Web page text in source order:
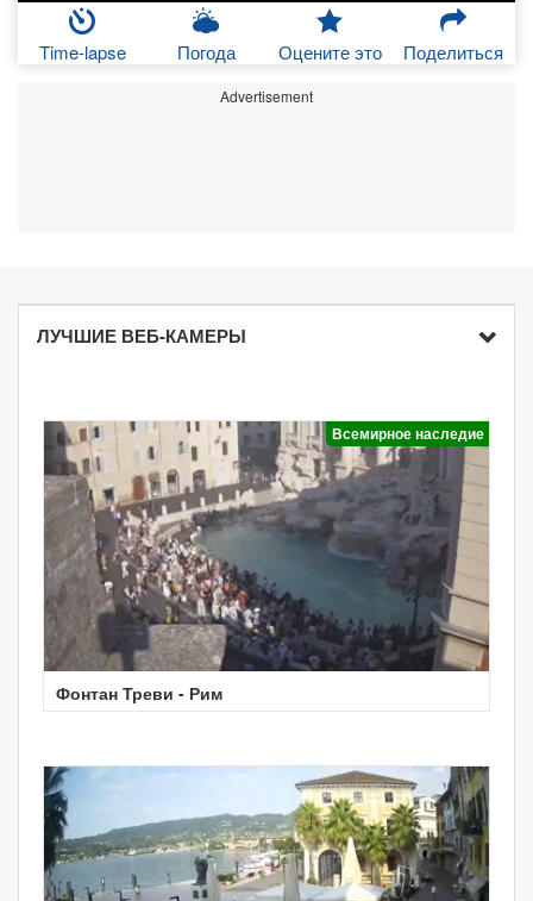
Time-lapse Погода Оцените это Поделиться
Advertisement
ЛУЧШИЕ ВЕБ-КАМЕРЫ
Всемирное наследие
Фонтан Треви - Рим